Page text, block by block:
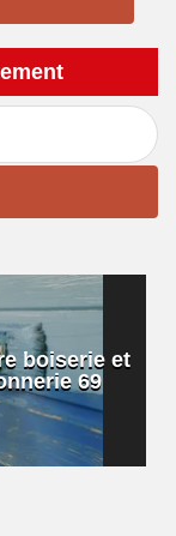
boiserie et
69